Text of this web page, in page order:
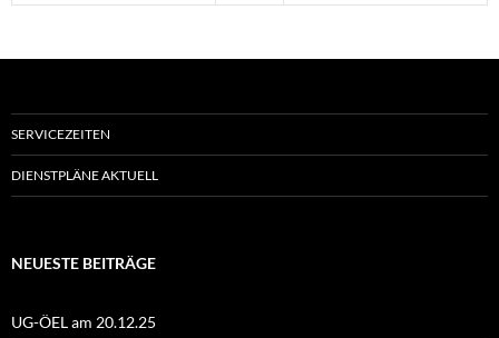
SERVICEZEITEN
DIENSTPLÄNE AKTUELL
NEUESTE BEITRÄGE
UG-ÖEL am 20.12.25